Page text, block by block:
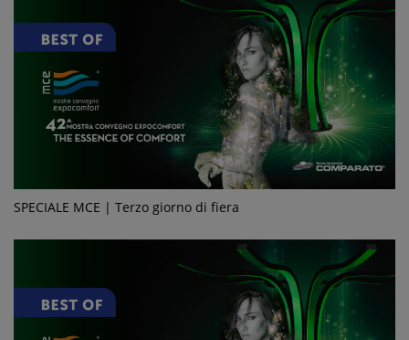
SPECIALE MCE | Terzo giorno di fiera